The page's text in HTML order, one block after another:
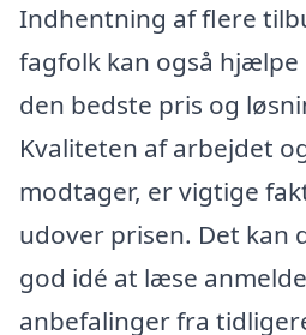
Indhentning af flere
fagfolk kan også
den bedste pris og
Kvaliteten af arbejdet
modtager, er vigtige
udover prisen. Det kan
god idé at læse
anbefalinger fra